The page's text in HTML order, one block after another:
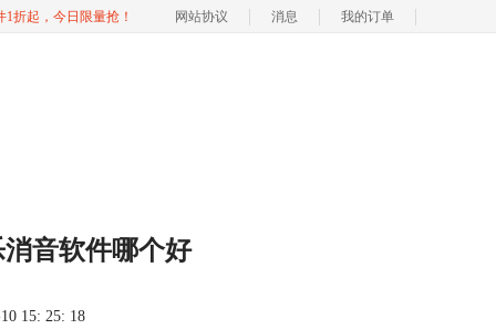
折起，今日限量抢！ 网站协议 消息 我的订单
音软件哪个好
15: 25: 18